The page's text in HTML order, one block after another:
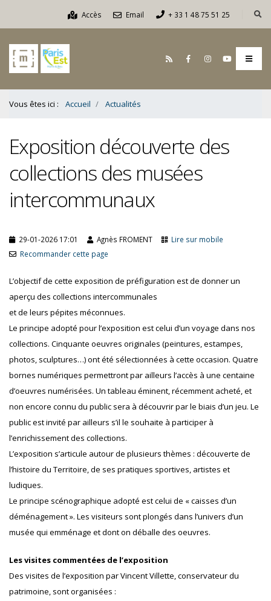
Accès Email + 33 1 48 75 51 25
Vous êtes ici : Accueil Actualités
Exposition découverte des
collections des musées
intercommunaux
29-01-2026 17:01 Agnès FROMENT
Lire sur mobile
Recommander cette page
L’objectif de cette exposition de préfiguration est de donner un
aperçu des collections intercommunales
et de leurs pépites méconnues.
Le principe adopté pour l’exposition est celui d’un voyage dans nos
collections. Cinquante oeuvres originales (peintures, estampes,
photos, sculptures…) ont été sélectionnées à cette occasion. Quatre
bornes numériques permettront par ailleurs l’accès à une centaine
d’oeuvres numérisées. Un tableau éminent, récemment acheté, et
non encore connu du public sera à découvrir par le biais d’un jeu. Le
public est invité par ailleurs s’il le souhaite à participer à
l’enrichissement des collections.
L’exposition s’articule autour de plusieurs thèmes : découverte de
l’histoire du Territoire, de ses pratiques sportives, artistes et
ludiques.
Le principe scénographique adopté est celui de « caisses d’un
déménagement ». Les visiteurs sont plongés dans l’univers d’un
musée qui emménage et dont on déballe des oeuvres.
Les visites commentées de l’exposition
Des visites de l’exposition par Vincent Villette, conservateur du
patrimoine, sont organisées :